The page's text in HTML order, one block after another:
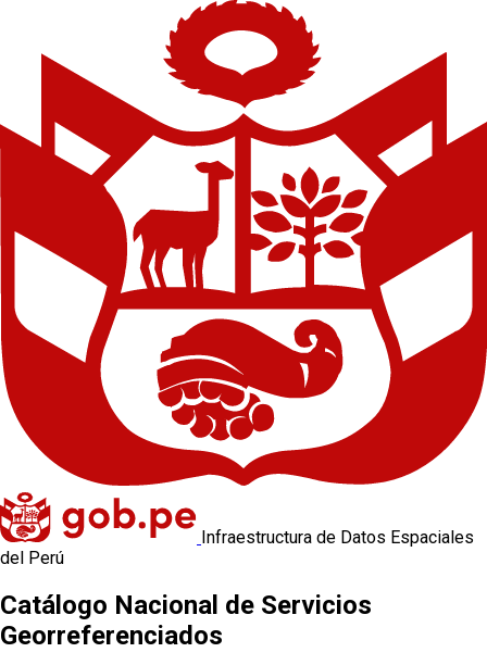
Infraestructura de Datos Espaciales
del Perú
Catálogo Nacional de Servicios
Georreferenciados